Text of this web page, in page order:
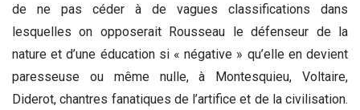
de ne pas céder à de vagues classifications dans
lesquelles on opposerait Rousseau le défenseur de la
nature et d’une éducation si « négative » qu’elle en devient
paresseuse ou même nulle, à Montesquieu, Voltaire,
Diderot, chantres fanatiques de l’artifice et de la civilisation.